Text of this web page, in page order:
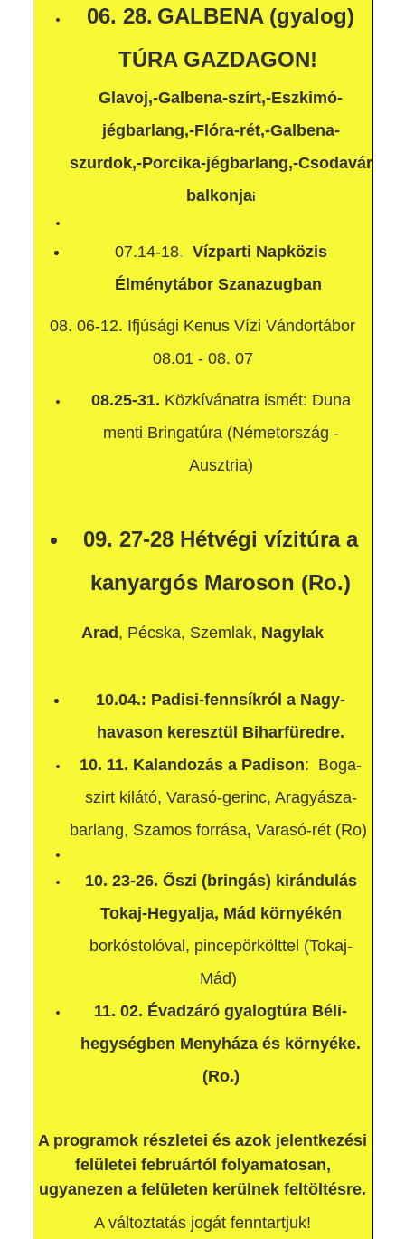
06. 28. GALBENA (gyalog)
TÚRA GAZDAGON!
Glavoj,-Galbena-szírt,-Eszkimó-
jégbarlang,-Flóra-rét,-Galbena-
szurdok,-Porcika-jégbarlang,-Csodavár
balkonjai
07.14-18. Vízparti Napközis
Élménytábor Szanazugban
08. 06-12. Ifjúsági Kenus Vízi Vándortábor
08.01 - 08. 07
08.25-31. Közkívánatra ismét: Duna
menti Bringatúra (Németország -
Ausztria)
09. 27-28 Hétvégi vízitúra a
kanyargós Maroson (Ro.)
Arad, Pécska, Szemlak, Nagylak
10.04.: Padisi-fennsíkról a Nagy-
havason keresztül Biharfüredre.
10. 11. Kalandozás a Padison: Boga-
szirt kilátó, Varasó-gerinc, Aragyásza-
barlang, Szamos forrása, Varasó-rét (Ro)
10. 23-26. Őszi (bringás) kirándulás
Tokaj-Hegyalja, Mád környékén
borkóstolóval, pincepörkölttel (Tokaj-
Mád)
11. 02. Évadzáró gyalogtúra Béli-
hegységben Menyháza és környéke.
(Ro.)
A programok részletei és azok jelentkezési
felületei februártól folyamatosan,
ugyanezen a felületen kerülnek feltöltésre.
A változtatás jogát fenntartjuk!